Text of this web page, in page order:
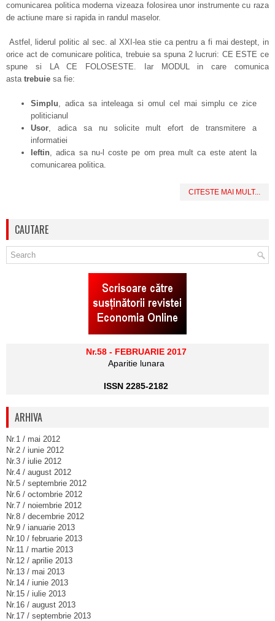
comunicarea politica moderna vizeaza folosirea unor instrumente cu raza
de actiune mare si rapida in randul maselor.
Astfel, liderul politic al sec. al XXI-lea stie ca pentru a fi mai destept, in
orice act de comunicare politica, trebuie sa spuna 2 lucruri: CE ESTE ce
spune si LA CE FOLOSESTE. Iar MODUL in care comunica
astatrebuie sa fie:
Simplu, adica sa inteleaga si omul cel mai simplu ce zice
politicianul
Usor, adica sa nu solicite mult efort de transmitere a
informatiei
Ieftin, adica sa nu-l coste pe om prea mult ca este atent la
comunicarea politica.
CITESTE MAI MULT...
CAUTARE
Nr.58 - FEBRUARIE 2017
Aparitie lunara
ISSN 2285-2182
ARHIVA
Nr.1 / mai 2012
Nr.2 / iunie 2012
Nr.3 / iulie 2012
Nr.4 / august 2012
Nr.5 / septembrie 2012
Nr.6 / octombrie 2012
Nr.7 / noiembrie 2012
Nr.8 / decembrie 2012
Nr.9 / ianuarie 2013
Nr.10 / februarie 2013
Nr.11 / martie 2013
Nr.12 / aprilie 2013
Nr.13 / mai 2013
Nr.14 / iunie 2013
Nr.15 / iulie 2013
Nr.16 / august 2013
Nr.17 / septembrie 2013